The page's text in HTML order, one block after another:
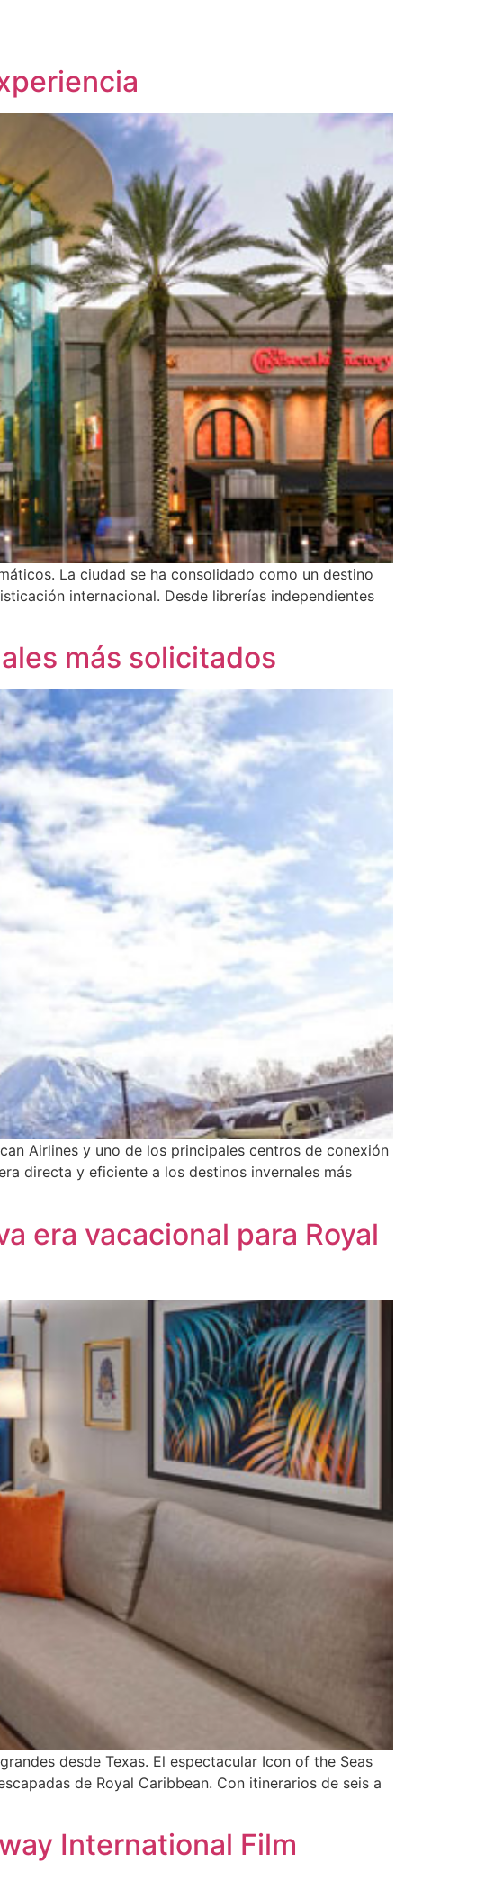
La ciudad se ha consolidado como un destino
internacional. Desde librerías independientes
más solicitados
Airlines y uno de los principales centros de conexión
directa y eficiente a los destinos invernales más
era vacacional para Royal
desde Texas. El espectacular Icon of the Seas
de Royal Caribbean. Con itinerarios de seis a
International Film